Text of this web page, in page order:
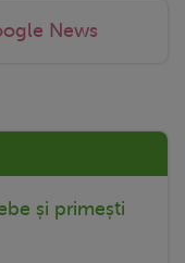
News
și primești